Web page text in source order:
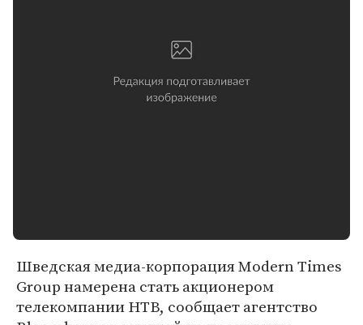
Шведская медиа-корпорация Modern Times
Group намерена стать акционером
телекомпании НТВ, сообщает агентство